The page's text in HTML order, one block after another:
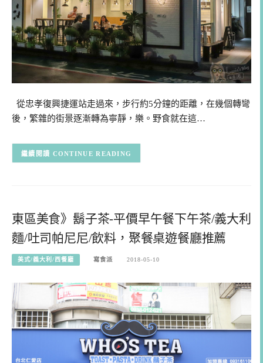
從忠孝復興捷運站走過來，步行約5分鐘的距離，在幾個轉彎
後，繁雜的街景逐漸轉為寧靜，樂。野食就在這…
CONTINUE READING
東區美食》鬍子茶-平價早午餐下午茶/義大利
麵/吐司帕尼尼/飲料，聚餐桌遊餐廳推薦
美式/義大利/西餐廳 寫食派 2018-05-10